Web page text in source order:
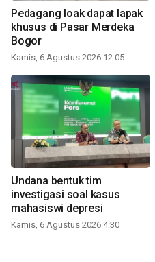
Pedagang loak dapat lapak
khusus di Pasar Merdeka
Bogor
Kamis, 6 Agustus 2026 12:05
Undana bentuk tim
investigasi soal kasus
mahasiswi depresi
Kamis, 6 Agustus 2026 4:30